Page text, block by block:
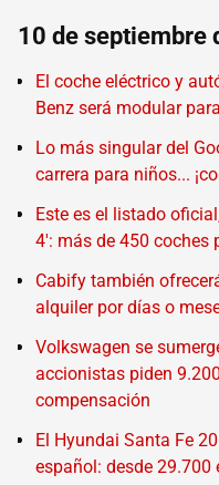
10 de septiembre
El coche eléctrico y
Benz será modular
Lo más singular del
carrera para niños...
Este es el listado
4': más de 450 coches
Cabify también
alquiler por días o
Volkswagen se
accionistas piden
compensación
El Hyundai Santa Fe
español: desde